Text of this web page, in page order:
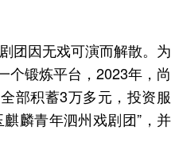
团因无戏可演而解散。为
个锻炼平台，2023年，尚
部积蓄3万多元，投资服
麟青年泗州戏剧团”，并